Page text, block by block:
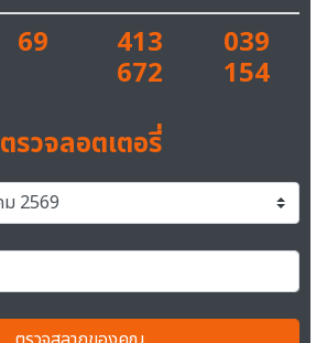
69 413
672
039
154
ตรวจลอตเตอรี่